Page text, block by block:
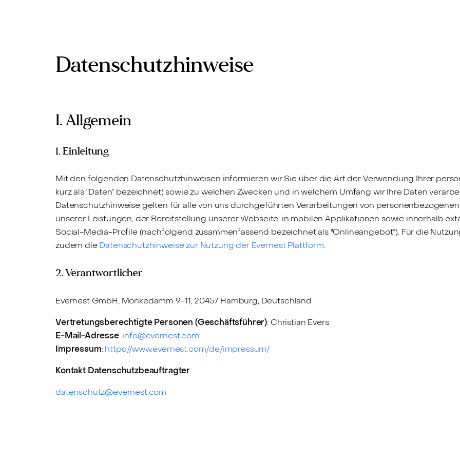
Datenschutzhinweise
I. Allgemein
1. Einleitung
Mit den folgenden Datenschutzhinweisen informieren wir Sie über die Art der Verwendung Ihrer
kurz als "Daten“ bezeichnet) sowie zu welchen Zwecken und in welchem Umfang wir Ihre Daten
Datenschutzhinweise gelten für alle von uns durchgeführten Verarbeitungen von
unserer Leistungen, der Bereitstellung unserer Webseite, in mobilen Applikationen sowie innerhalb
Social-Media-Profile (nachfolgend zusammenfassend bezeichnet als "Onlineangebot“). Für die
zudem dieDatenschutzhinweise zur Nutzung der Evernest Plattform.
2. Verantwortlicher
Evernest GmbH, Mönkedamm 9-11, 20457 Hamburg, Deutschland
Vertretungsberechtigte Personen (Geschäftsführer): Christian Evers
E-Mail-Adresse: info@evernest.com
Impressum: https://www.evernest.com/de/impressum/
Kontakt Datenschutzbeauftragter
datenschutz@evernest.com